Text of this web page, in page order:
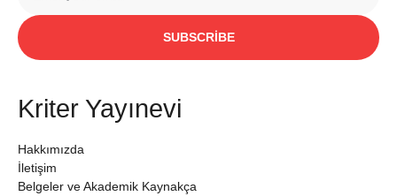
SUBSCRIBE
Kriter Yayınevi
Hakkımızda
İletişim
Belgeler ve Akademik Kaynakça